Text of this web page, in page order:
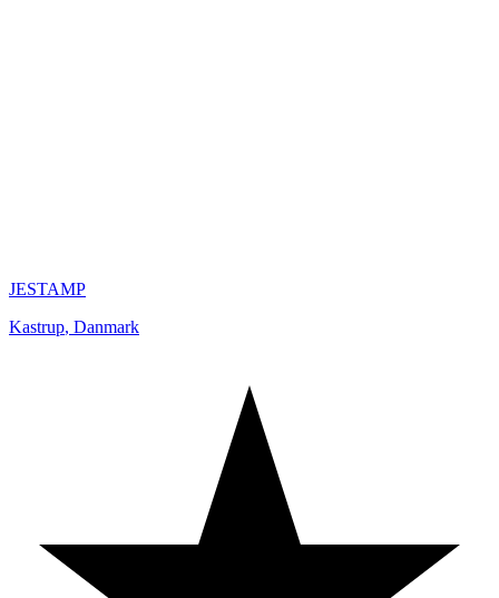
JESTAMP
Kastrup, Danmark